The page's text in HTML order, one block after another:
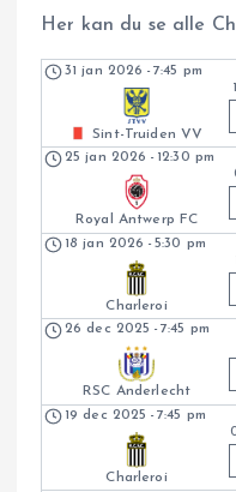
Her kan du se alle
31 jan 2026 -7:45 pm
Sint-Truiden VV
25 jan 2026 - 12:30 pm
Royal Antwerp FC
18 jan 2026 -5:30 pm
Charleroi
26 dec 2025 -7:45 pm
RSC Anderlecht
19 dec 2025 -7:45 pm
Charleroi